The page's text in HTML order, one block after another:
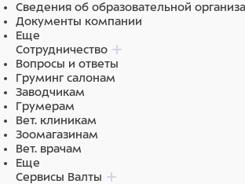
Регулировка высоты: 760-990 мм.
Общие габариты: 1300x600x(760-
Важно: Стол поставляется на опорах,
дооснащен комплектом колес
отдельно).
Обработка и дезинфекция поверхностей:
НЕ ДОПУСКАЕТСЯ уборка покрытия из
стали, полипропилена, оргстекла,
Сведения об образовательной
Документы компании
Еще
Сотрудничество
Вопросы и ответы
Груминг салонам
Заводчикам
Грумерам
Вет. клиникам
Зоомагазинам
Вет. врачам
Еще
Сервисы Валты